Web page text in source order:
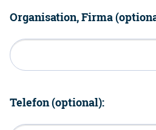
Organisation, Firma
Telefon (optional):